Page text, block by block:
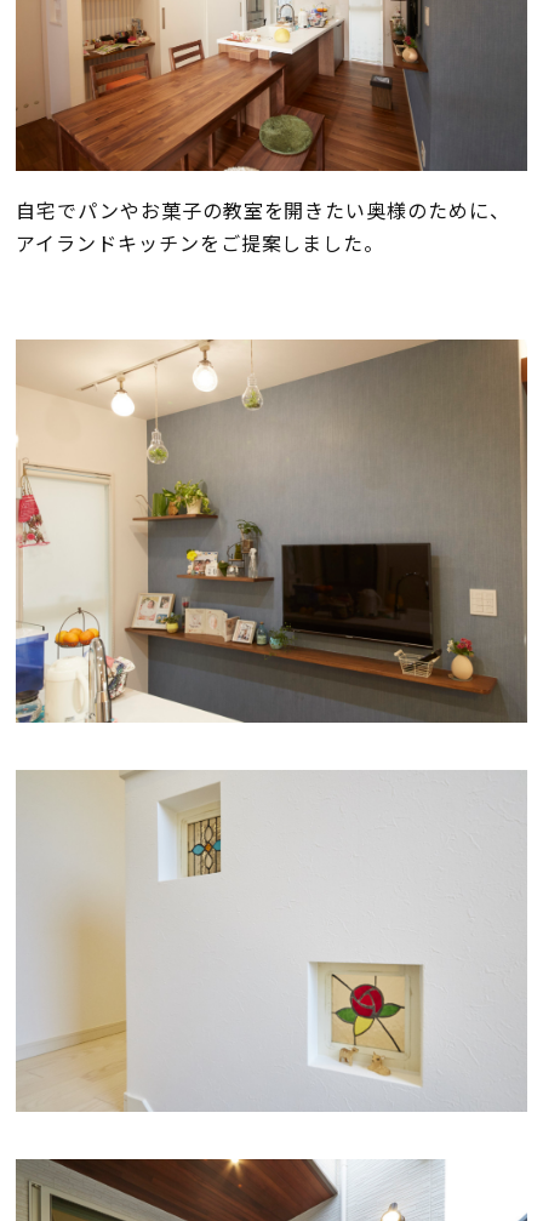
自宅でパンやお菓子の教室を開きたい奥様のために、
アイランドキッチンをご提案しました。